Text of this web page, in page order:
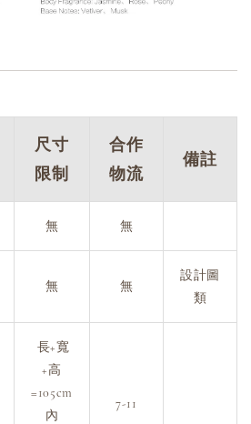
尺寸
限制
合作
物流
備註
無 無
無 無
設計圖
類
長+寬
+高
=105cm
內
7-11